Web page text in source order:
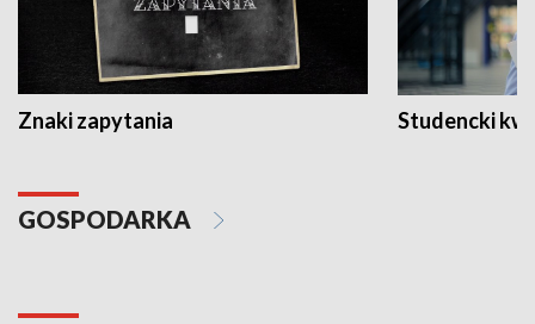
Znaki zapytania Studencki
GOSPODARKA